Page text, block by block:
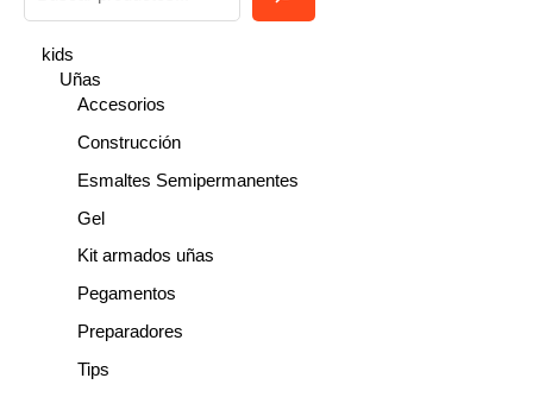
u
kids
Uñas
Accesorios
Construcción
Esmaltes Semipermanentes
Gel
Kit armados uñas
Pegamentos
Preparadores
Tips